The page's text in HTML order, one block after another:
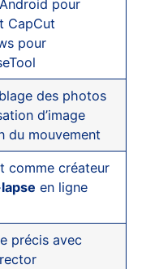
pour
CapCut
pour
des photos
d’image
du mouvement
comme créateur
en ligne
précis avec